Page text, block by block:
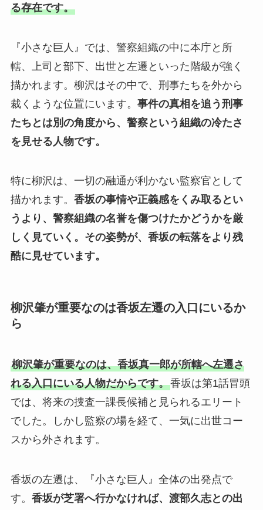
る存在です。
『小さな巨人』では、警察組織の中に本庁と所
轄、上司と部下、出世と左遷といった階級が強く
描かれます。柳沢はその中で、刑事たちを外から
裁くような位置にいます。 事件の真相を追う刑事
たちとは別の角度から、警察という組織の冷たさ
を見せる人物です。
特に柳沢は、一切の融通が利かない監察官として
描かれます。 香坂の事情や正義感をくみ取るとい
うより、警察組織の名誉を傷つけたかどうかを厳
しく見ていく。 その姿勢が、香坂の転落をより残
酷に見せています。
柳沢肇が重要なのは香坂左遷の入口にいるか
ら
柳沢肇が重要なのは、香坂真一郎が所轄へ左遷さ
れる入口にいる人物だからです。香坂は第1話冒頭
では、将来の捜査一課長候補と見られるエリート
でした。しかし監察の場を経て、一気に出世コー
スから外されます。
香坂の左遷は、『小さな巨人』全体の出発点で
す。 香坂が芝署へ行かなければ、渡部久志との出